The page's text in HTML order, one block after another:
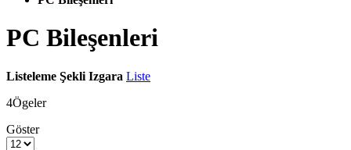
PC Bileşenleri
Listeleme Şekli Izgara Liste
4Ögeler
Göster